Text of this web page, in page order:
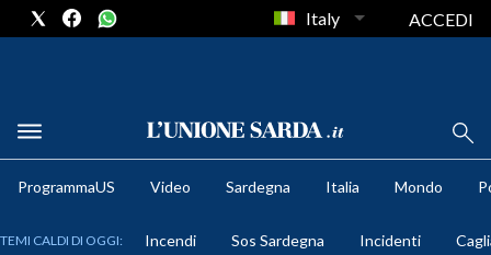
METEO
Italy ACCEDI
ProgrammaUS Video Sardegna Italia Mondo
TEMI CALDI DI OGGI: Incendi Sos Sardegna Incidenti